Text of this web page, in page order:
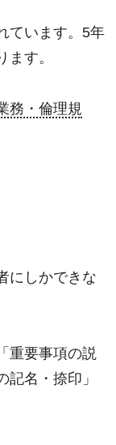
ています。5年
す。
務・倫理規
にしかできな
重要事項の説
名・捺印」